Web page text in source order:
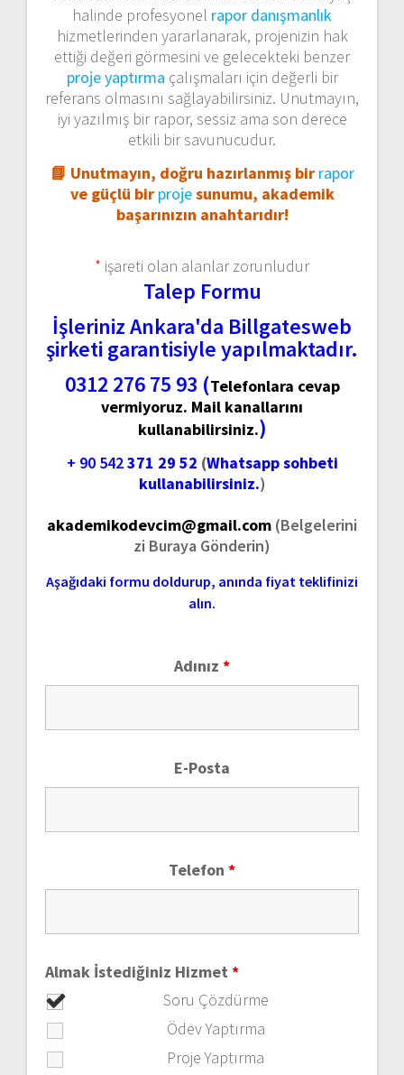
halinde profesyonel rapor danışmanlık
hizmetlerinden yararlanarak, projenizin hak
ettiği değeri görmesini ve gelecekteki benzer
proje yaptırma çalışmaları için değerli bir
referans olmasını sağlayabilirsiniz. Unutmayın,
iyi yazılmış bir rapor, sessiz ama son derece
etkili bir savunucudur.
📘 Unutmayın, doğru hazırlanmış bir rapor
ve güçlü bir projesunumu, akademik
başarınızın anahtarıdır!
* işareti olan alanlar zorunludur
Talep Formu
İşleriniz Ankara'da Billgatesweb
şirketi garantisiyle yapılmaktadır.
0312 276 75 93 (Telefonlara cevap
vermiyoruz. Mail kanallarını
kullanabilirsiniz.)
+ 90 542371 29 52 (Whatsapp sohbeti
kullanabilirsiniz.)
akademikodevcim@gmail.com (Belgelerini
zi Buraya Gönderin)
Aşağıdaki formu doldurup, anında fiyat teklifinizi
alın.
Adınız *
E-Posta
Telefon *
Almak İstediğiniz Hizmet *
Soru Çözdürme
Ödev Yaptırma
Proje Yaptırma